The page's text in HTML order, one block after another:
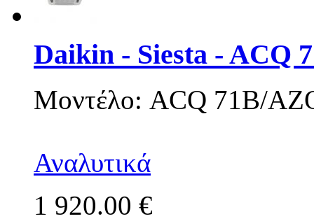
Daikin - Siesta - ACQ
Μοντέλο: ACQ 71B/
Αναλυτικά
1 920.00 €